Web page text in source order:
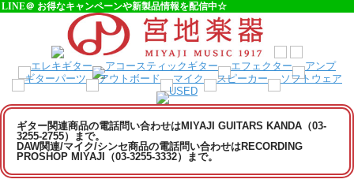
LINE＠ お得なキャンペーンや新製品情報を配信中☆
ギター関連商品の電話問い合わせはMIYAJI GUITARS KANDA（03-
3255-2755）まで。
DAW関連/マイク/シンセ商品の電話問い合わせはRECORDING
PROSHOP MIYAJI（03-3255-3332）まで。